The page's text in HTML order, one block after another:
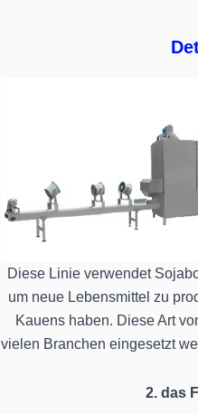
Diese Linie verwendet
um neue Lebensmittel zu
Kauens haben. Diese Art
vielen Branchen eingesetzt
2. das